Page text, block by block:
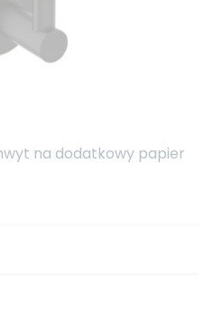
na dodatkowy papier